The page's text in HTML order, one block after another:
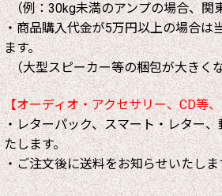
（例：30kg未満のアンプの場合、関
・商品購入代金が5万円以上の場合は
ます。
（大型スピーカー等の梱包が大きく
【オーディオ・アクセサリー、CD等
・レターパック、スマート・レター
たします。
・ご注文後に送料をお知らせいたしま